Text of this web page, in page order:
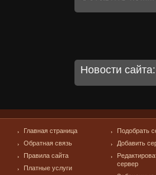
Новости сайта:
Главная страница
Обратная связь
Правила сайта
Платные услуги
Подобрать
Добавить
сервер